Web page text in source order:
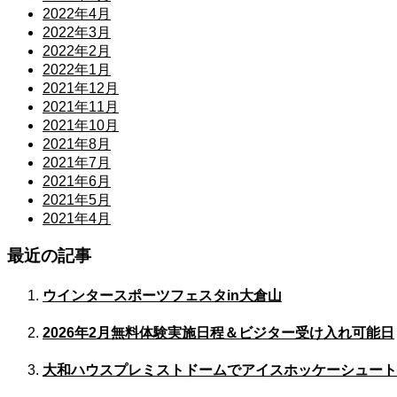
2022年4月
2022年3月
2022年2月
2022年1月
2021年12月
2021年11月
2021年10月
2021年8月
2021年7月
2021年6月
2021年5月
2021年4月
最近の記事
ウインタースポーツフェスタin大倉山
2026年2月無料体験実施日程＆ビジター受け入れ可能日
大和ハウスプレミストドームでアイスホッケーシュー